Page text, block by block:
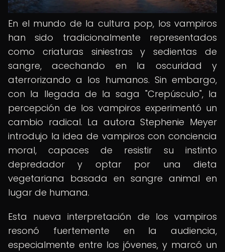
En el mundo de la cultura pop, los vampiros
han sido tradicionalmente representados
como criaturas siniestras y sedientas de
sangre, acechando en la oscuridad y
aterrorizando a los humanos. Sin embargo,
con la llegada de la saga "Crepúsculo", la
percepción de los vampiros experimentó un
cambio radical. La autora Stephenie Meyer
introdujo la idea de vampiros con conciencia
moral, capaces de resistir su instinto
depredador y optar por una dieta
vegetariana basada en sangre animal en
lugar de humana.
Esta nueva interpretación de los vampiros
resonó fuertemente en la audiencia,
especialmente entre los jóvenes, y marcó un